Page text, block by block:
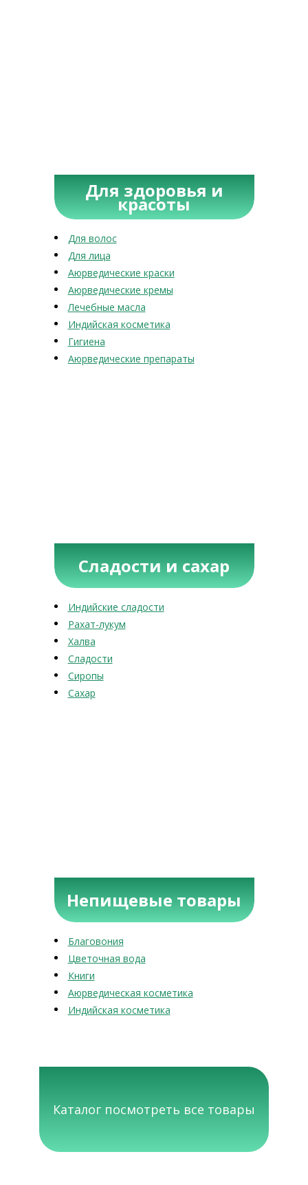
Для здоровья и
красоты
Для волос
Для лица
Аюрведические краски
Аюрведические кремы
Лечебные масла
Индийская косметика
Гигиена
Аюрведические препараты
Сладости и сахар
Индийские сладости
Рахат-лукум
Халва
Сладости
Сиропы
Сахар
Непищевые товары
Благовония
Цветочная вода
Книги
Аюрведическая косметика
Индийская косметика
Каталог посмотреть все товары